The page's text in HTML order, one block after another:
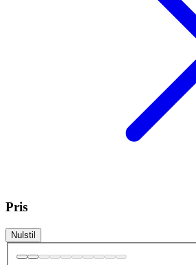
Pris
Nulstil